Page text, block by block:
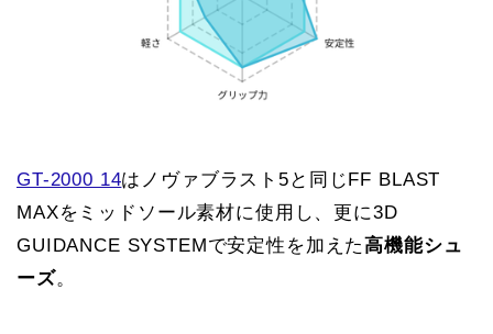
GT-2000 14はノヴァブラスト5と同じFF BLAST
MAXをミッドソール素材に使用し、更に3D
GUIDANCE SYSTEMで安定性を加えた高機能シュ
ーズ。